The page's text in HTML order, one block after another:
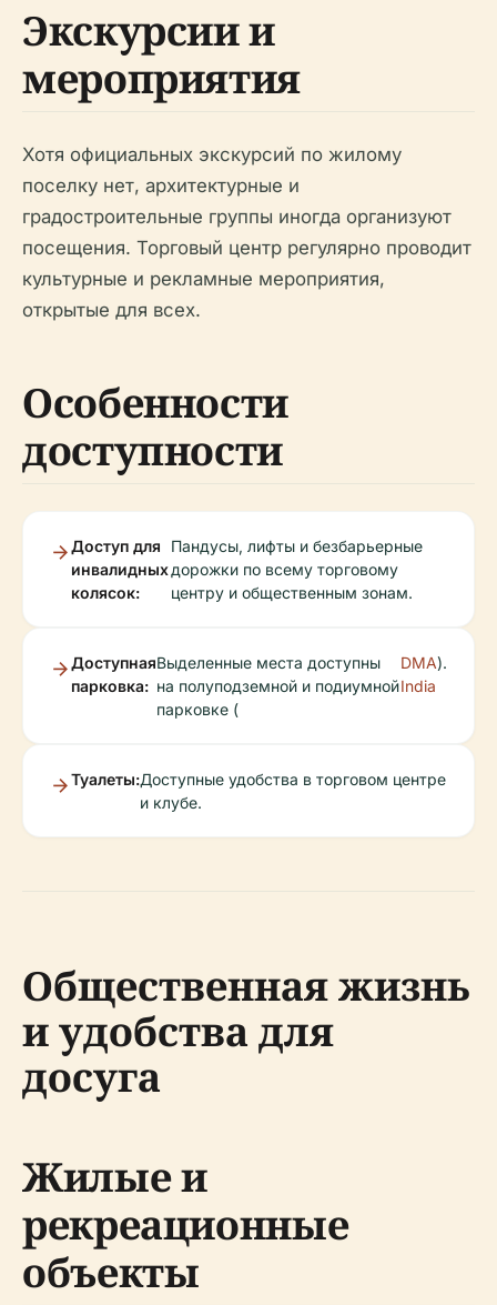
Экскурсии и
мероприятия
Хотя официальных экскурсий по жилому
поселку нет, архитектурные и
градостроительные группы иногда организуют
посещения. Торговый центр регулярно проводит
культурные и рекламные мероприятия,
открытые для всех.
Особенности
доступности
Доступ для
инвалидных
колясок:
Пандусы, лифты и безбарьерные
дорожки по всему торговому
центру и общественным зонам.
Доступная
парковка:
Выделенные места доступны
на полуподземной и подиумной
парковке (
DMA
India
).
Туалеты:Доступные удобства в торговом центре
и клубе.
Общественная жизнь
и удобства для
досуга
Жилые и
рекреационные
объекты